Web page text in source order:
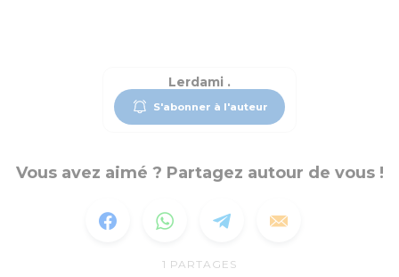
Lerdami .
S'abonner à l'auteur
Vous avez aimé ? Partagez autour de vous !
1 PARTAGES